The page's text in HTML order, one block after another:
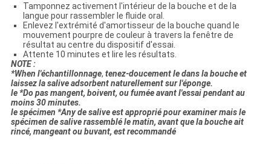
Tamponnez activement l'intérieur de la bouche et de la
langue pour rassembler le fluide oral.
Enlevez l'extrémité d'amortisseur de la bouche quand le
mouvement pourpre de couleur à travers la fenêtre de
résultat au centre du dispositif d'essai.
Attente 10 minutes et lire les résultats.
NOTE :
*When l'échantillonnage, tenez-doucement le dans la bouche et
laissez la salive adsorbent naturellement sur l'éponge.
le *Do pas mangent, boivent, ou fumée avant l'essai pendant au
moins 30 minutes.
le spécimen *Any de salive est approprié pour examiner mais le
spécimen de salive rassemblé le matin, avant que la bouche ait
rincé, mangeant ou buvant, est recommandé